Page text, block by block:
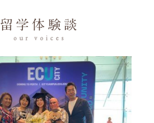
留学体験談
our voices